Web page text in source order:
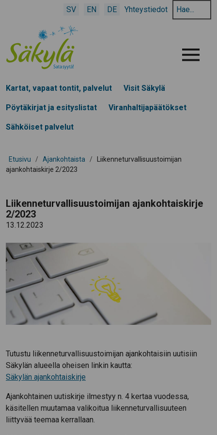
SV EN DE Yhteystiedot
Hae
hakusanalla:
Menu
Kartat, vapaat tontit, palvelut Visit Säkylä
Pöytäkirjat ja esityslistat Viranhaltijapäätökset
Sähköiset palvelut
Etusivu / Ajankohtaista /
Liikenneturvallisuustoimijan
ajankohtaiskirje 2/2023
Liikenneturvallisuustoimijan ajankohtaiskirje
2/2023
13.12.2023
Tutustu liikenneturvallisuustoimijan ajankohtaisiin uutisiin
Säkylän alueella oheisen linkin kautta:
Säkylän ajankohtaiskirje
Ajankohtainen uutiskirje ilmestyy n. 4 kertaa vuodessa,
käsitellen muutamaa valikoitua liikenneturvallisuuteen
liittyvää teemaa kerrallaan.